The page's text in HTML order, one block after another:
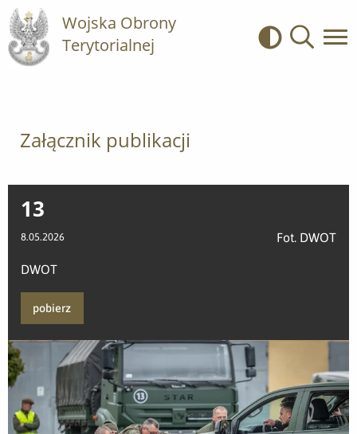
Wojska Obrony
Terytorialnej
Kontrast
Załącznik publikacji
13
8.05.2026 Fot. DWOT
DWOT
pobierz